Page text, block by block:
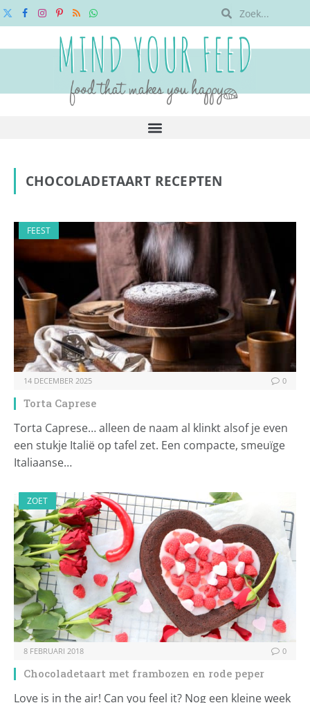
X
FacebookInstagram
Pinterest
RSSWhatsApp
CHOCOLADETAART RECEPTEN
FEEST
14 DECEMBER 2025 0
Torta Caprese
Torta Caprese… alleen de naam al klinkt alsof je even
een stukje Italië op tafel zet. Een compacte, smeuïge
Italiaanse…
ZOET
8 FEBRUARI 2018 0
Chocoladetaart met frambozen en rode peper
Love is in the air! Can you feel it? Nog een kleine week